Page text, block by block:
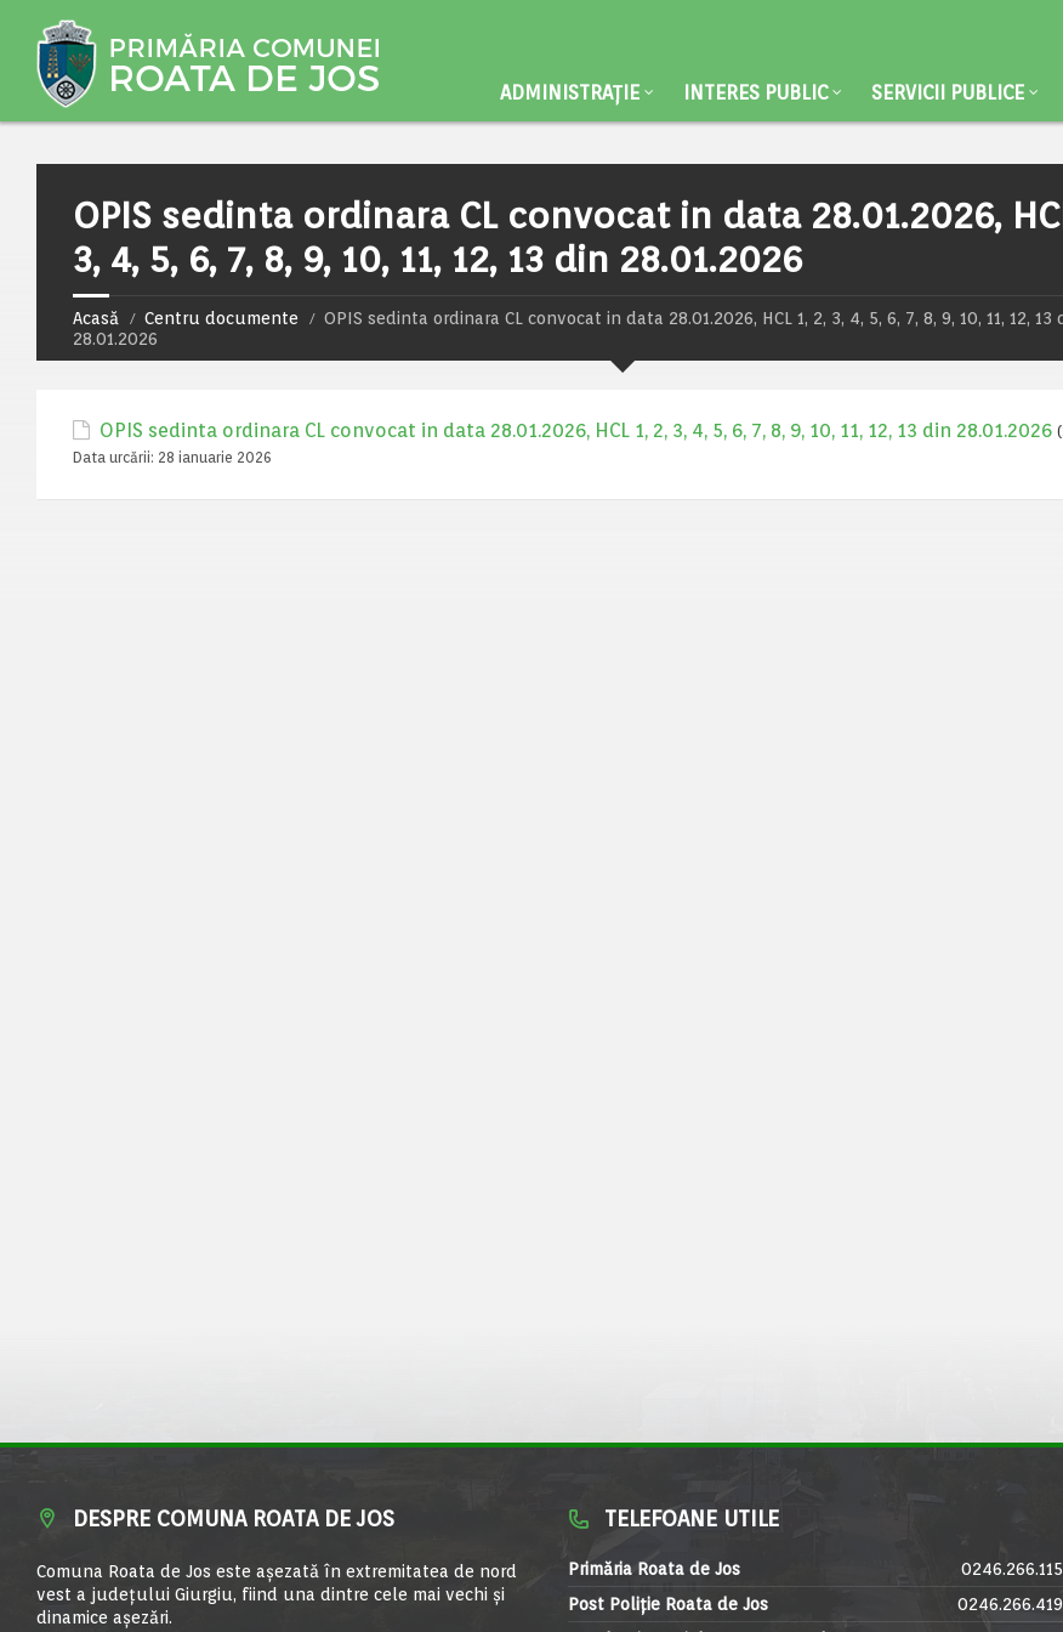
ADMINISTRAȚIE INTERES PUBLIC SERVICII PUBLICE
OPIS sedinta ordinara CL convocat in data 28.01.2026,
3, 4, 5, 6, 7, 8, 9, 10, 11, 12, 13 din 28.01.2026
Acasă Centru documente
OPIS sedinta ordinara CL convocat in data 28.01.2026, HCL 1, 2, 3, 4, 5, 6, 7, 8, 9, 10, 11, 12, 13
28.01.2026
OPIS sedinta ordinara CL convocat in data 28.01.2026, HCL 1, 2, 3, 4, 5, 6, 7, 8, 9, 10, 11, 12, 13 din 28.01.2026
Data urcării: 28 ianuarie 2026
DESPRE COMUNA ROATA DE JOS
Comuna Roata de Jos este aşezată în extremitatea de nord
vest a judeţului Giurgiu, fiind una dintre cele mai vechi şi
dinamice aşezări.
TELEFOANE UTILE
Primăria Roata de Jos
0246.266.115
Post Poliție Roata de Jos
0246.266.419